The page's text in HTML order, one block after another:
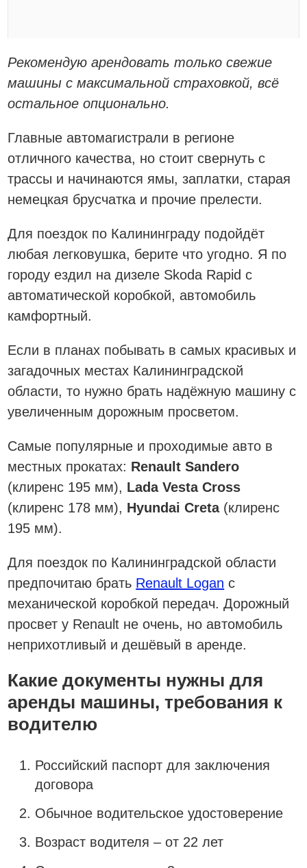
Рекомендую арендовать только свежие
машины с максимальной страховкой, всё
остальное опционально.
Главные автомагистрали в регионе
отличного качества, но стоит свернуть с
трассы и начинаются ямы, заплатки, старая
немецкая брусчатка и прочие прелести.
Для поездок по Калининграду подойдёт
любая легковушка, берите что угодно. Я по
городу ездил на дизеле Skoda Rapid с
автоматической коробкой, автомобиль
камфортный.
Если в планах побывать в самых красивых и
загадочных местах Калининградской
области, то нужно брать надёжную машину с
увеличенным дорожным просветом.
Самые популярные и проходимые авто в
местных прокатах: Renault Sandero
(клиренс 195 мм), Lada Vesta Cross
(клиренс 178 мм), Hyundai Creta(клиренс
195 мм).
Для поездок по Калининградской области
предпочитаю брать Renault Logan с
механической коробкой передач. Дорожный
просвет у Renault не очень, но автомобиль
неприхотливый и дешёвый в аренде.
Какие документы нужны для
аренды машины, требования к
водителю
Российский паспорт для заключения
договора
Обычное водительское удостоверение
Возраст водителя – от 22 лет